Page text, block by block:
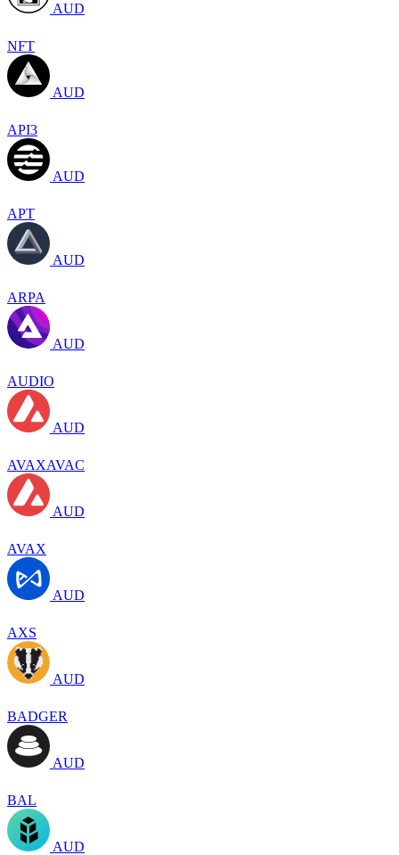
AUD
NFT
AUD
API3
AUD
APT
AUD
ARPA
AUD
AUDIO
AUD
AVAXAVAC
AUD
AVAX
AUD
AXS
AUD
BADGER
AUD
BAL
AUD